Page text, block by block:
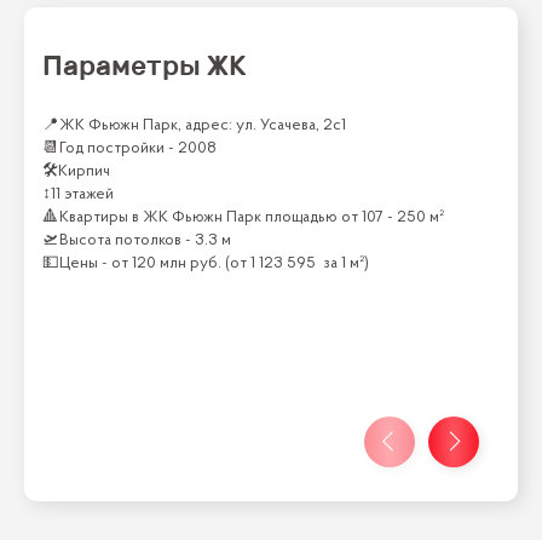
Параметры ЖК
📍 ЖК Фьюжн Парк, адрес: ул. Усачева, 2с1
📆 Год постройки - 2008
🛠Кирпич
↕11 этажей
🔺 Квартиры в ЖК Фьюжн Парк площадью от 107 - 250 м²
🛫 Высота потолков - 3.3 м
💵
Цены - от 120 млн руб. (от 1 123 595 за 1 м²)